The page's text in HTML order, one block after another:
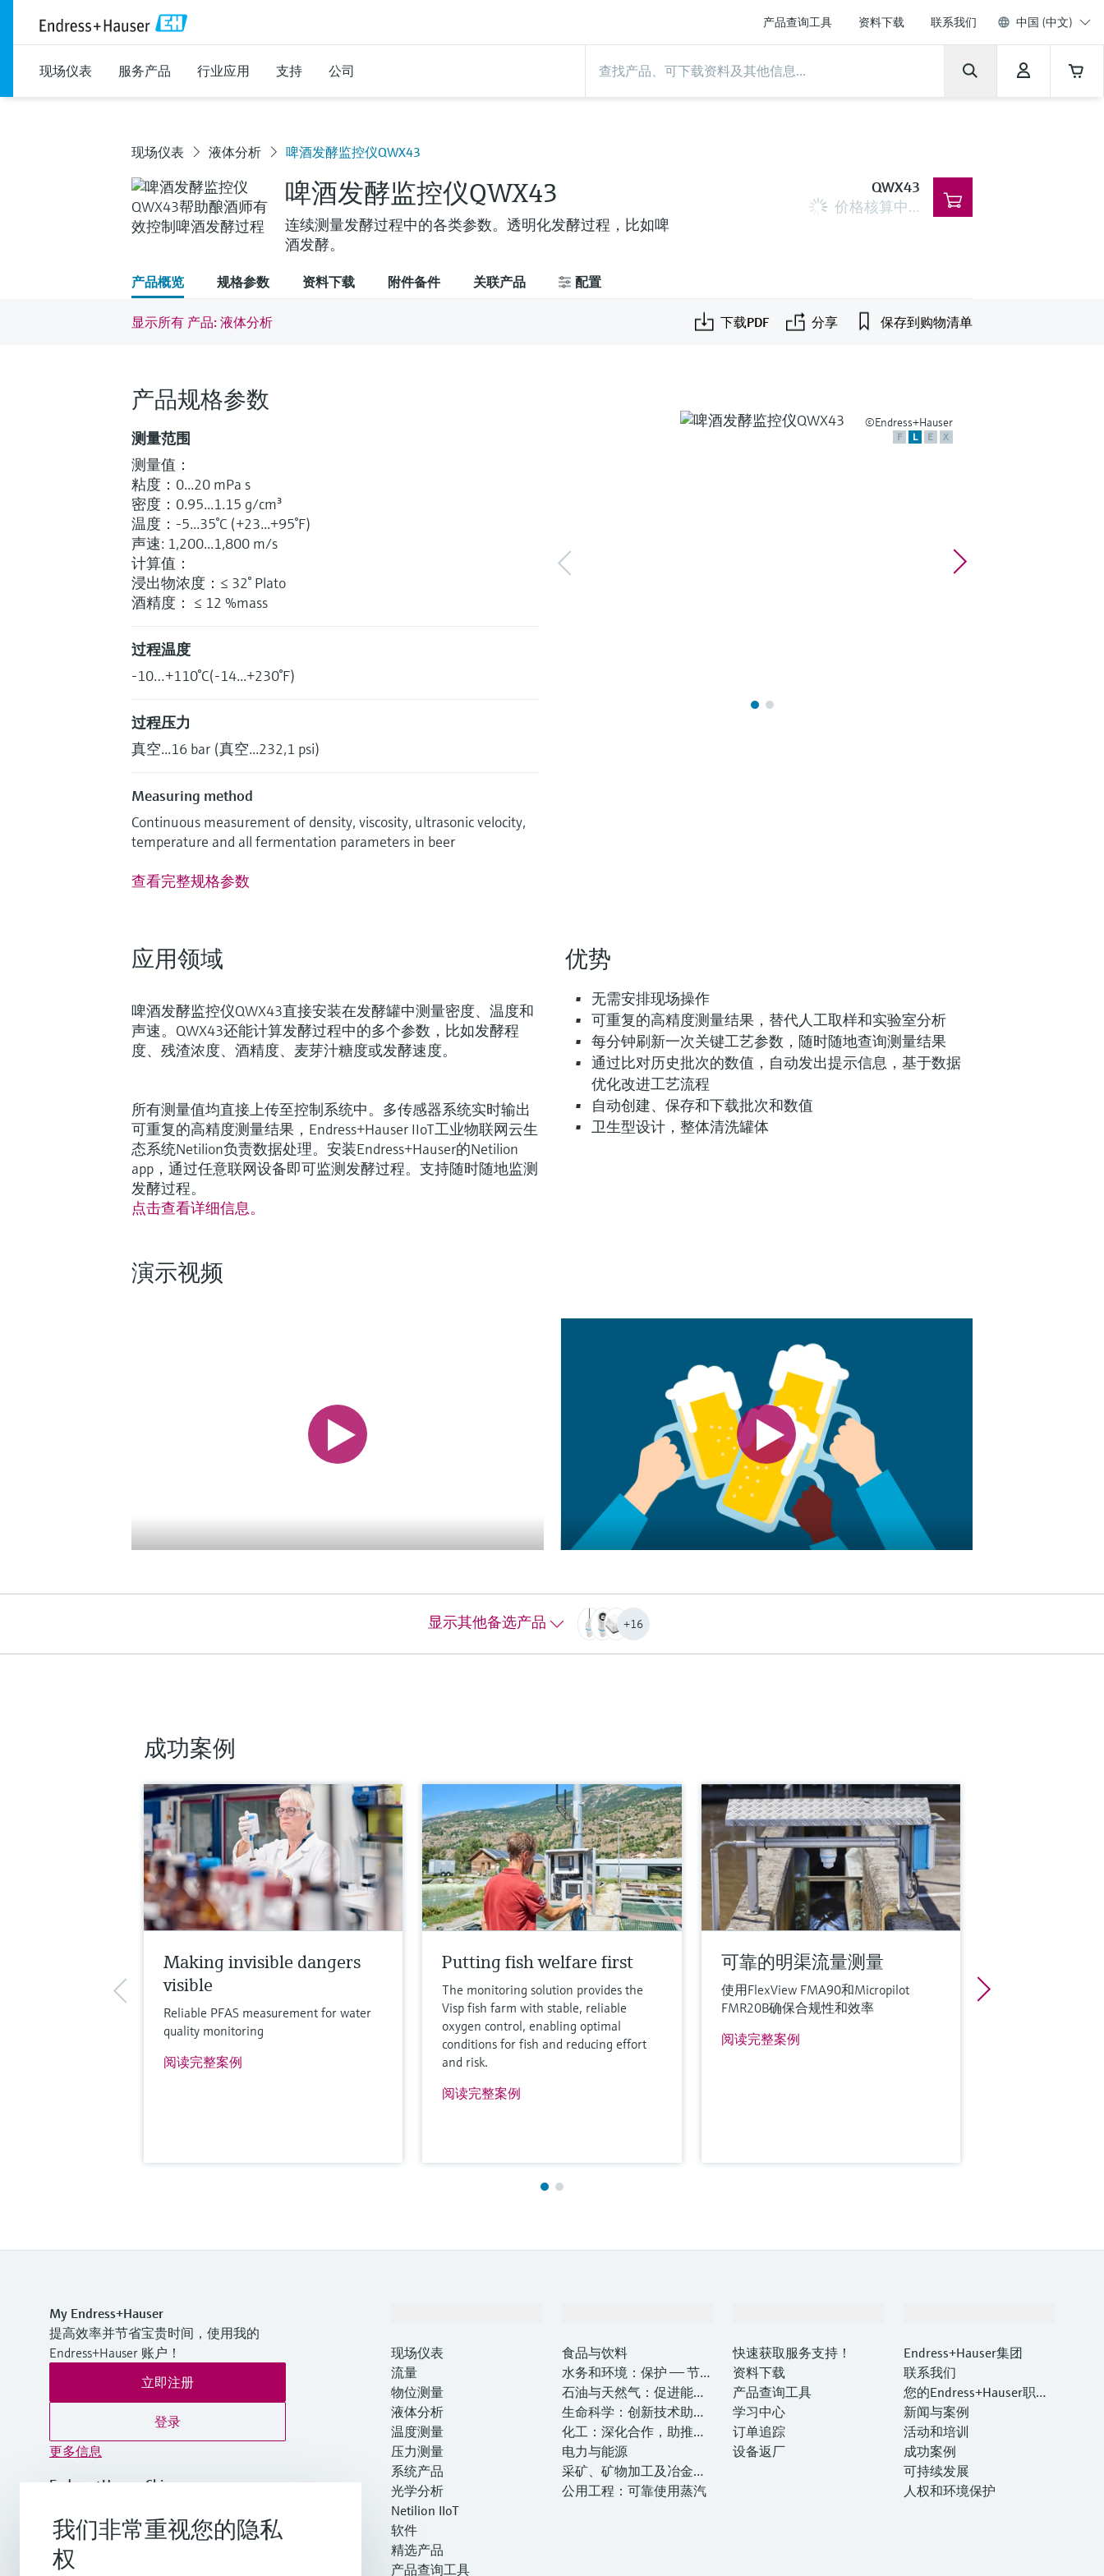
产品查询工具 资料下载 联系我们 中国 (中文)
现场仪表 服务产品 行业应用 支持 公司
现场仪表 液体分析 啤酒发酵监控仪QWX43
啤酒发酵监控仪QWX43
连续测量发酵过程中的各类参数。透明化发酵过程，比如啤
酒发酵。
QWX43
价格核算中…
产品概览 规格参数 资料下载 附件备件 关联产品 配置
显示所有 产品: 液体分析 下载PDF 分享 保存到购物清单
F L E X
©Endress+Hauser
产品规格参数
测量范围
测量值：
粘度：0...20 mPa s
密度：0.95...1.15 g/cm³
温度：-5...35°C (+23...+95°F)
声速: 1,200...1,800 m/s
计算值：
浸出物浓度：≤ 32° Plato
酒精度： ≤ 12 %mass
过程温度
-10…+110°C(-14...+230°F)
过程压力
真空...16 bar (真空...232,1 psi)
Measuring method
Continuous measurement of density, viscosity, ultrasonic velocity,
temperature and all fermentation parameters in beer
查看完整规格参数
应用领域
啤酒发酵监控仪QWX43直接安装在发酵罐中测量密度、温度和
声速。QWX43还能计算发酵过程中的多个参数，比如发酵程
度、残渣浓度、酒精度、麦芽汁糖度或发酵速度。
所有测量值均直接上传至控制系统中。多传感器系统实时输出
可重复的高精度测量结果，Endress+Hauser IIoT工业物联网云生
态系统Netilion负责数据处理。安装Endress+Hauser的Netilion
app，通过任意联网设备即可监测发酵过程。支持随时随地监测
发酵过程。
点击查看详细信息。
优势
无需安排现场操作
可重复的高精度测量结果，替代人工取样和实验室分析
每分钟刷新一次关键工艺参数，随时随地查询测量结果
通过比对历史批次的数值，自动发出提示信息，基于数据
优化改进工艺流程
自动创建、保存和下载批次和数值
卫生型设计，整体清洗罐体
演示视频
F Fundamental选型 (1)
什么是FLEX产品选型
Micropilot FMR20B雷达物
测量精度
过程温度
-1…3 bar
(-14,5…43 psi)
30m (98.4 ft)
主要接液部件
PVDF, PBT/PC
查看详细信息。
比较
Micropilot FMR30B雷达物
Micropilot FMR30B雷达物位计，在简
单工况应用中进行液体和固体的非接
测量精度
Liquids: +/- 2 mm (0.08")
Solids: +/- 4 mm (0.16")
过程温度
40 mm/ 1-1/2": 20m (65.6 ft)
80 mm/ 3": 30m (98.4 ft)
主要接液部件
PVDF, PBT/PC
查看详细信息。
比较
Micropilot FWR30云技术雷
达液位计
智能液位监测，使用便捷，完全不受
时间和地域的限制
±2 mm (0.08 in)
比较
显示其他备选产品 +16
成功案例
Making invisible dangers
visible
Reliable PFAS measurement for water
quality monitoring
阅读完整案例
Putting fish welfare first
The monitoring solution provides the
Visp fish farm with stable, reliable
oxygen control, enabling optimal
conditions for fish and reducing effort
and risk.
阅读完整案例
可靠的明渠流量测量
使用FlexView FMA90和Micropilot
FMR20B确保合规性和效率
阅读完整案例
My Endress+Hauser
提高效率并节省宝贵时间，使用我的
Endress+Hauser 账户！
立即注册
登录
更多信息
Endress+Hauser China
+86-21-2403 9600
现场仪表
流量
物位测量
液体分析
温度测量
压力测量
系统产品
光学分析
Netilion IIoT
软件
精选产品
产品查询工具
食品与饮料
水务和环境：保护 —— 节约
—— 提高
石油与天然气：促进能源
转型，实现净零目标
生命科学：创新技术助推
卓越运营
化工：深化合作，助推可
持续成功
电力与能源
采矿、矿物加工及冶金：
打造可持续的未来
公用工程：可靠使用蒸汽
快速获取服务支持！
资料下载
产品查询工具
学习中心
订单追踪
设备返厂
Endress+Hauser集团
联系我们
您的Endress+Hauser职业
生涯
新闻与案例
活动和培训
成功案例
可持续发展
人权和环境保护
我们非常重视您的隐私
权